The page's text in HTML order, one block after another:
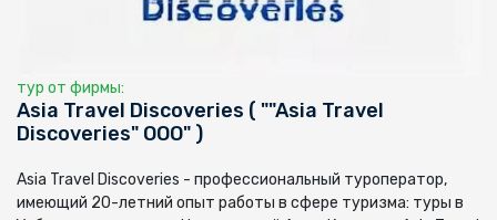
тур от фирмы:
Asia Travel Discoveries ( ""Asia Travel
Discoveries" ООО" )
Asia Travel Discoveries - профессиональный туроператор,
имеющий 20-летний опыт работы в сфере туризма: туры в